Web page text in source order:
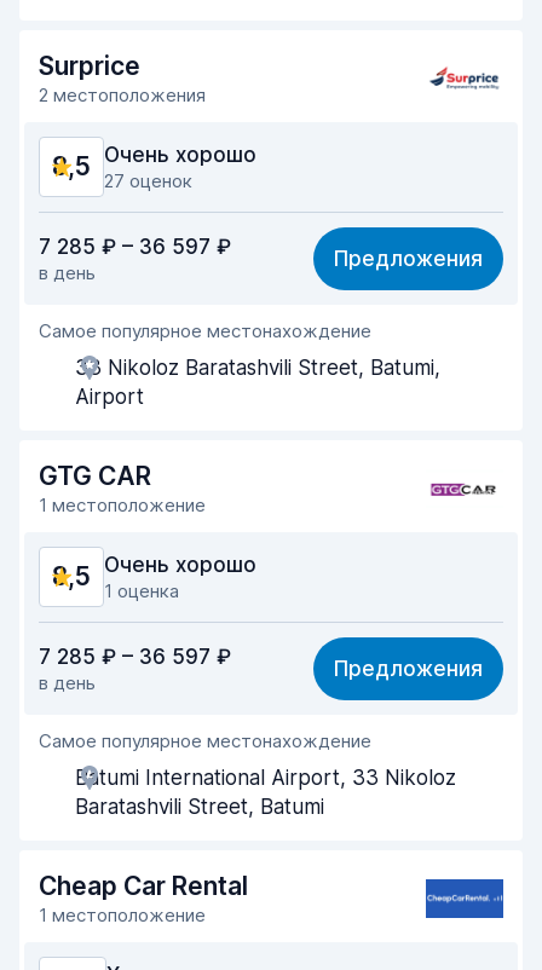
Чистота машины 9,0
Состояние машины
Surprice
2 местоположения
8,5 Очень хорошо
27 оценок
8,2
Простота поиска 8,9
Помощь агентов
Скорость получения
Чистота машины 8,3
Состояние машины
7 285 ₽ – 36 597 ₽
в день
Предложения
Самое популярное местонахождение
33 Nikoloz Baratashvili Street, Batumi,
Airport
GTG CAR
1 местоположение
8,5 Очень хорошо
1 оценка
8,5
Простота поиска 8,2
Помощь агентов
Скорость получения
Чистота машины 9,0
Состояние машины
7 285 ₽ – 36 597 ₽
в день
Предложения
Самое популярное местонахождение
Batumi International Airport, 33 Nikoloz
Baratashvili Street, Batumi
Cheap Car Rental
1 местоположение